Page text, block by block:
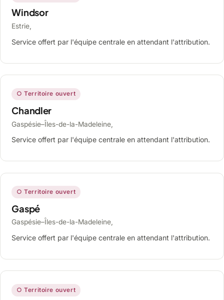
Windsor
Estrie,
Service offert par l'équipe centrale en attendant l'attribution.
○ Territoire ouvert
Chandler
Gaspésie–Îles-de-la-Madeleine,
Service offert par l'équipe centrale en attendant l'attribution.
○ Territoire ouvert
Gaspé
Gaspésie–Îles-de-la-Madeleine,
Service offert par l'équipe centrale en attendant l'attribution.
○ Territoire ouvert